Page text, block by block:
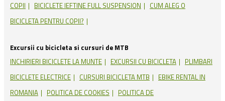
COPII
BICICLETE IEFTINE FULL SUSPENSION
CUM ALEG O
BICICLETA PENTRU COPII?
Excursii cu bicicleta si cursuri de MTB
INCHIRIERI BICICLETE LA MUNTE
EXCURSII CU BICICLETA
PLIMBARI
BICICLETE ELECTRICE
CURSURI BICICLETA MTB
EBIKE RENTAL IN
ROMANIA
POLITICA DE COOKIES
POLITICA DE